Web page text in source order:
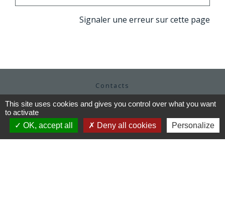
Signaler une erreur sur cette page
Contacts
Commune de Moutiers
1Place Saint Martin
35130 Moutiers - FRANCE
+33 2 99 96 22 88
Contact par formulaire
This site uses cookies and gives you control over what you want
to activate
OK, accept all
Deny all cookies Personalize